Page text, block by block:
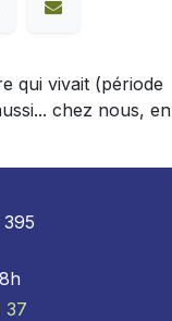
qui vivait (période
chez nous, en
37